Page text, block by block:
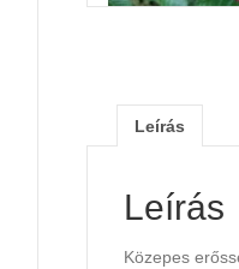
Leírás
Leírás
Közepes